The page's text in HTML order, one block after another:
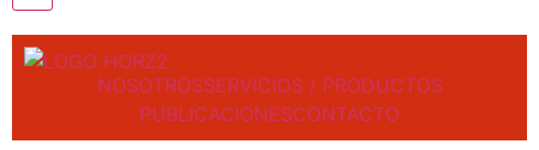
NOSOTROSSERVICIOS / PRODUCTOS
PUBLICACIONESCONTACTO